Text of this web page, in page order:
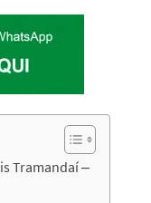
Tramandaí –